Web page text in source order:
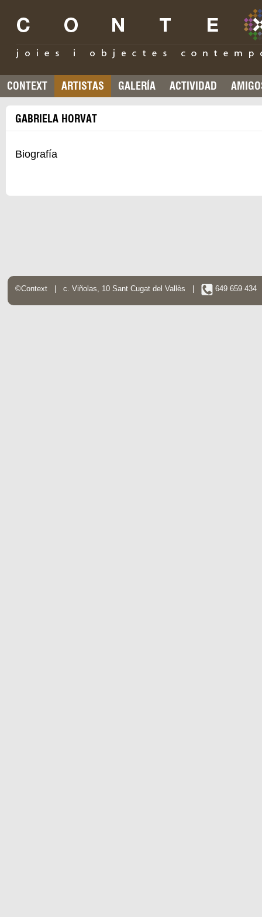
CONTEXT ARTISTAS GALERÍA ACTIVIDAD
GABRIELA HORVAT
Biografía
©Context | c. Viñolas, 10 Sant Cugat del Vallès | 649 659